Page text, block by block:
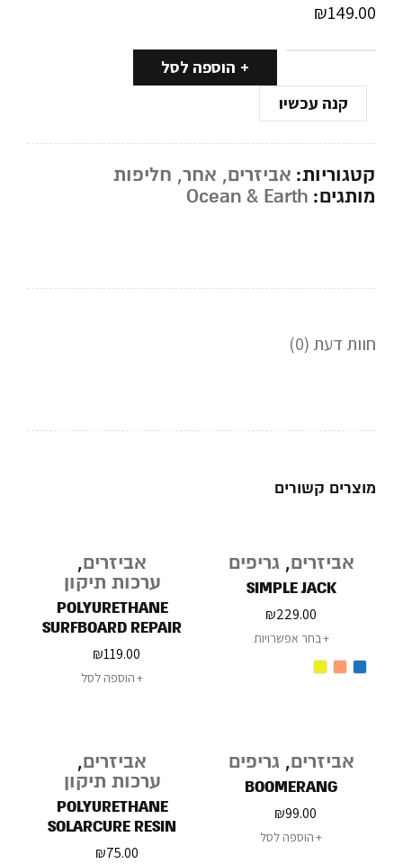
₪149.00
הוספה לסל
קנה עכשיו
קטגוריות: אביזרים, אחר, חליפות
מותגים: Ocean & Earth
חוות דעת (0)
מוצרים קשורים
אביזרים, גריפים
SIMPLE JACK
₪229.00
בחר אפשרויות
אביזרים,
ערכות תיקון
POLYURETHANE
SURFBOARD REPAIR
KIT
₪119.00
הוספה לסל
אביזרים, גריפים
BOOMERANG
₪99.00
הוספה לסל
אביזרים,
ערכות תיקון
POLYURETHANE
SOLARCURE RESIN
₪75.00